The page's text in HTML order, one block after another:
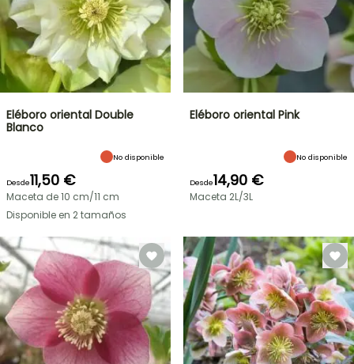
Eléboro oriental Double
Blanco
No disponible
Desde11,50 €
Maceta de 10 cm/11 cm
Disponible en 2 tamaños
Eléboro oriental Pink
No disponible
Desde14,90 €
Maceta 2L/3L